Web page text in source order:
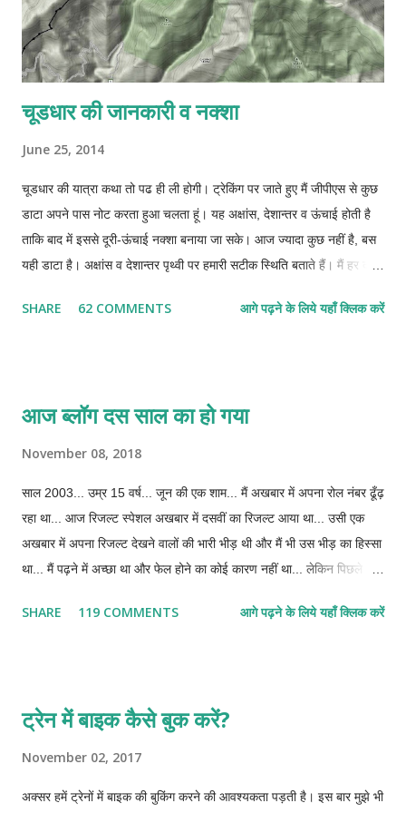
चूडधार की जानकारी व नक्शा
June 25, 2014
चूडधार की यात्रा कथा तो पढ ही ली होगी। ट्रेकिंग पर जाते हुए मैं जीपीएस से कुछ
डाटा अपने पास नोट करता हुआ चलता हूं। यह अक्षांस, देशान्तर व ऊंचाई होती है
ताकि बाद में इससे दूरी-ऊंचाई नक्शा बनाया जा सके। आज ज्यादा कुछ नहीं है, बस
यही डाटा है। अक्षांस व देशान्तर पृथ्वी पर हमारी सटीक स्थिति बताते हैं। मैं हर दस-
युक्त साधारण सा मोबाइल है जिसमें मैं अपना यात्रा-पथ रिकार्ड नहीं कर सकता। हर
बताऊंगा। अब गूगल मैप को कैसे समझाऊं कि सडक तो चूडधार के आसपास भी नहीं
SHARE 62 COMMENTS आगे पढ़ने के लिये यहाँ क्लिक करें
आज ब्लॉग दस साल का हो गया
November 08, 2018
साल 2003... उम्र 15 वर्ष... जून की एक शाम... मैं अखबार में अपना रोल नंबर ढूँढ़
रहा था... आज रिजल्ट स्पेशल अखबार में दसवीं का रिजल्ट आया था... उसी एक
अखबार में अपना रिजल्ट देखने वालों की भारी भीड़ थी और मैं भी उस भीड़ का हिस्सा
था... मैं पढ़ने में अच्छा था और फेल होने का कोई कारण नहीं था... लेकिन पिछले दो-
का मौका नहीं मिलेगा... घर की आर्थिक हालत ऐसी नहीं थी कि मुझे दसवीं करने का
नजरें बारीक-बारीक अक्षरों में लिखे पूरे जिले के लाखों रोल नंबरों में से उस एक रोल
दशा में मुझे किस दिशा में भागना था और घर से कितने समय के लिए गायब रहना था,
SHARE 119 COMMENTS आगे पढ़ने के लिये यहाँ क्लिक करें
ट्रेन में बाइक कैसे बुक करें?
November 02, 2017
अक्सर हमें ट्रेनों में बाइक की बुकिंग करने की आवश्यकता पड़ती है। इस बार मुझे भी